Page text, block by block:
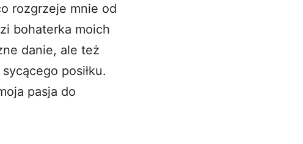
rozgrzeje mnie od
bohaterka moich
danie, ale też
posiłku.
pasja do